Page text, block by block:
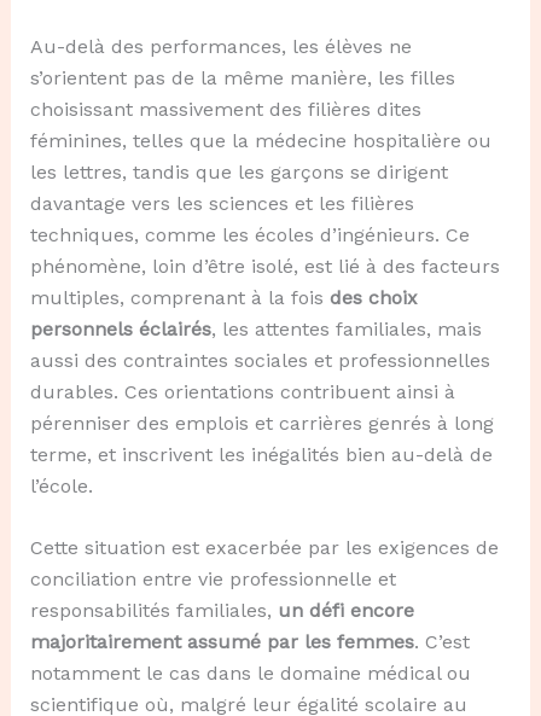
Au-delà des performances, les élèves ne
s’orientent pas de la même manière, les filles
choisissant massivement des filières dites
féminines, telles que la médecine hospitalière ou
les lettres, tandis que les garçons se dirigent
davantage vers les sciences et les filières
techniques, comme les écoles d’ingénieurs. Ce
phénomène, loin d’être isolé, est lié à des facteurs
multiples, comprenant à la fois des choix
personnels éclairés, les attentes familiales, mais
aussi des contraintes sociales et professionnelles
durables. Ces orientations contribuent ainsi à
pérenniser des emplois et carrières genrés à long
terme, et inscrivent les inégalités bien au-delà de
l’école.
Cette situation est exacerbée par les exigences de
conciliation entre vie professionnelle et
responsabilités familiales, un défi encore
majoritairement assumé par les femmes. C’est
notamment le cas dans le domaine médical ou
scientifique où, malgré leur égalité scolaire au